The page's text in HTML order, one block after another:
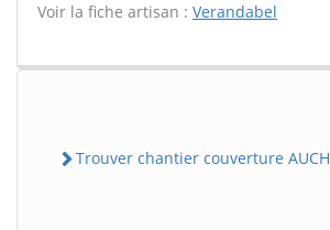
Voir la fiche artisan : Verandabel
Trouver chantier couverture AUCH